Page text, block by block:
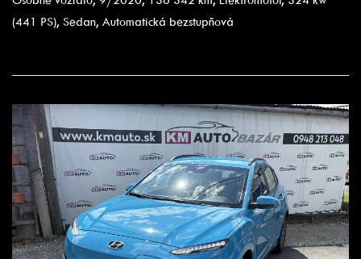
(441 PS), Sedan, Automatická bezstupňová